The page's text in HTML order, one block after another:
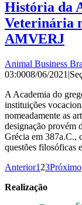
História da
Veterinária
AMVERJ
Animal Business
03:0008/06/2021 |
A Academia do
instituições
nomeadamente as
designação provém
Grécia em 387a.C.,
questões filosóficas
Anterior1 23Próximo
Realização